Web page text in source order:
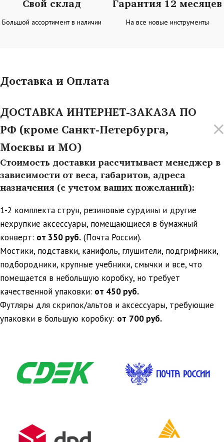
Большой ассортимент в наличии На все новые инструменты
Доставка и Оплата
ДОСТАВКА ИНТЕРНЕТ-ЗАКАЗА ПО
РФ (кроме Санкт-Петербурга,
Москвы и МО)
Стоимость доставки рассчитывает менеджер в
зависимости от веса, габаритов, адреса
назначения (с учетом ваших пожеланий):
1-2 комплекта струн, резиновые сурдины и другие
нехрупкие аксессуары, помещающиеся в бумажный
конверт: от 350 руб. (Почта России).
Мостики, подставки, канифоль, глушители, подгрифники,
подбородники, крупные учебники, смычки и все, что
помещается в небольшую коробку, но требует
качественной упаковки: от 450 руб.
Футляры для скрипок/альтов и аксессуары, требующие
упаковки в большую коробку: от 700 руб.